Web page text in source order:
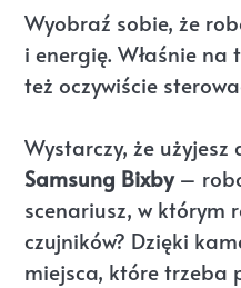
Wyobraź sobie, że
i energię. Właśnie na
też oczywiście
Wystarczy, że
Samsung Bixby–
scenariusz, w którym
czujników? Dzięki
miejsca, które trzeba